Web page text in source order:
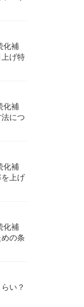
化補
げ特
化補
につ
化補
上げ
化補
の条
い？